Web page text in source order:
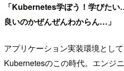
「Kubernetes学ぼう！学びた
良いのかぜんぜんわからん…」
アプリケーション実装環境とし
Kubernetesのこの時代。エンジ